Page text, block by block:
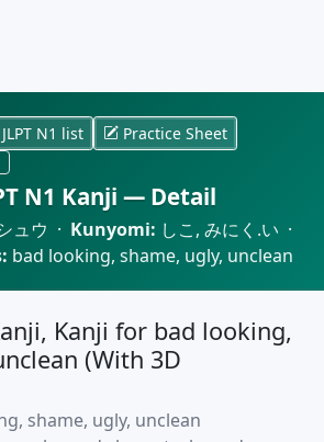
N1 list Practice Sheet
N1 Kanji — Detail
ュウ · Kunyomi: しこ, みにく.い ·
bad looking, shame, ugly, unclean
Kanji for bad looking,
(With 3D
shame, ugly, unclean